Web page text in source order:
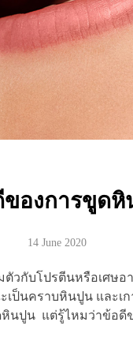
ของการขูด
14 June 2020
วกับโปรตีนหรือเศษ
ป็นคราบหินปูน และเ
นปูน แต่รู้ไหมว่าข้อดี